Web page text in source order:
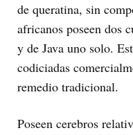
de queratina, sin
africanos poseen dos
y de Java uno solo.
codiciadas
remedio tradicional.
Poseen cerebros